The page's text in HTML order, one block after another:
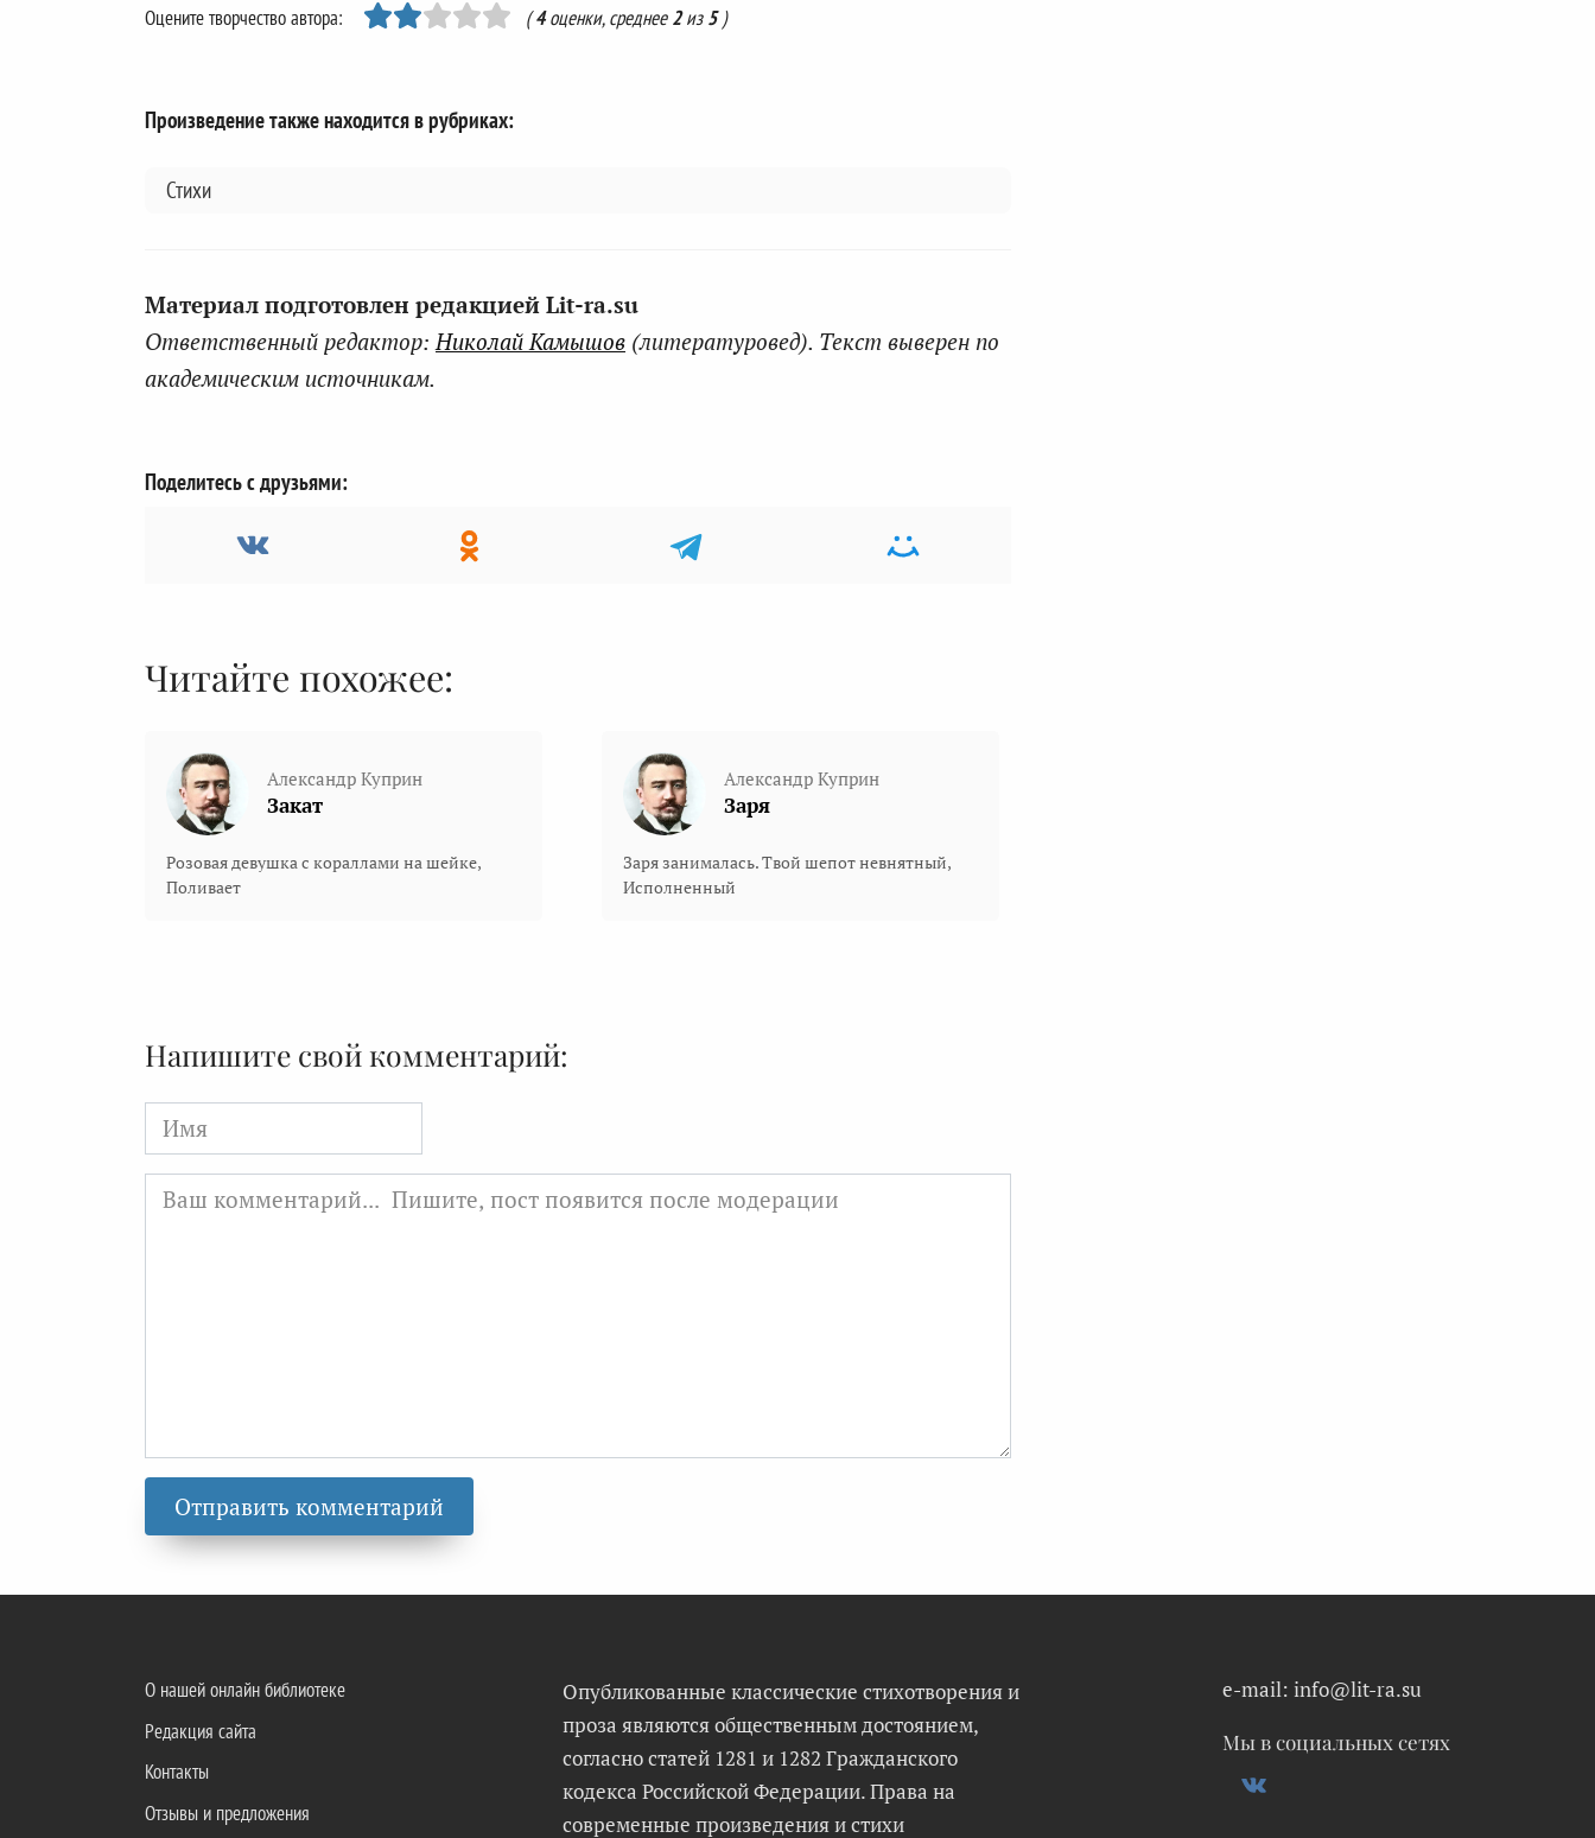
Оцените творчество автора: (4оценки, среднее2из5)
Произведение также находится в рубриках:
Стихи
Материал подготовлен редакцией Lit-ra.su
Ответственный редактор: Николай Камышов (литературовед). Текст выверен по
академическим источникам.
Поделитесь с друзьями:
Читайте похожее:
Александр Куприн
Закат
Розовая девушка с кораллами на шейке,
Поливает
Александр Куприн
Заря
Заря занималась. Твой шепот невнятный,
Исполненный
Напишите свой комментарий:
Имя
О нашей онлайн библиотеке
Редакция сайта
Контакты
Отзывы и предложения
Опубликованные классические стихотворения и
проза являются общественным достоянием,
согласно статей 1281 и 1282 Гражданского
кодекса Российской Федерации. Права на
современные произведения и стихи
e-mail: info@lit-ra.su
Мы в социальных сетях